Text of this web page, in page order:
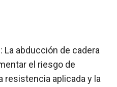
La abducción de cadera
el riesgo de
resistencia aplicada y la